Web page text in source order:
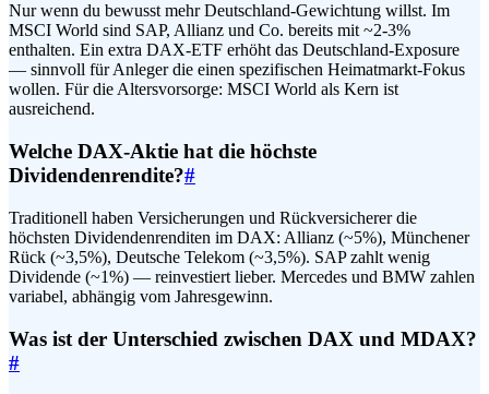
Nur wenn du bewusst mehr Deutschland-Gewichtung willst. Im
MSCI World sind SAP, Allianz und Co. bereits mit ~2-3%
enthalten. Ein extra DAX-ETF erhöht das Deutschland-Exposure
— sinnvoll für Anleger die einen spezifischen Heimatmarkt-Fokus
wollen. Für die Altersvorsorge: MSCI World als Kern ist
ausreichend.
Welche DAX-Aktie hat die höchste
Dividendenrendite?#
Traditionell haben Versicherungen und Rückversicherer die
höchsten Dividendenrenditen im DAX: Allianz (~5%), Münchener
Rück (~3,5%), Deutsche Telekom (~3,5%). SAP zahlt wenig
Dividende (~1%) — reinvestiert lieber. Mercedes und BMW zahlen
variabel, abhängig vom Jahresgewinn.
Was ist der Unterschied zwischen DAX und MDAX?
#